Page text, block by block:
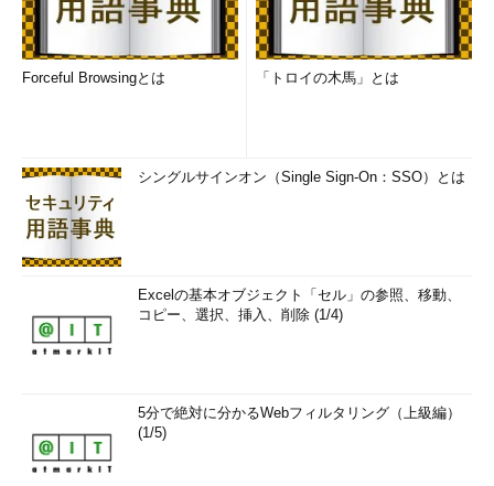
Forceful Browsingとは 「トロイの木馬」とは
シングルサインオン（Single Sign-On：SSO）とは
Excelの基本オブジェクト「セル」の参照、移動、
コピー、選択、挿入、削除 (1/4)
5分で絶対に分かるWebフィルタリング（上級編）
(1/5)